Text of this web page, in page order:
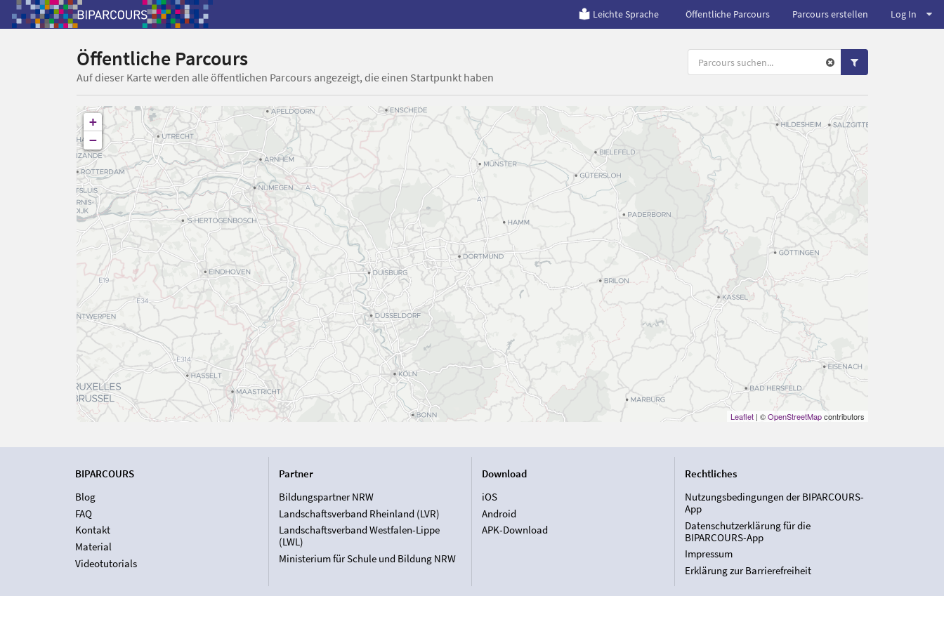
Leichte Sprache Öffentliche Parcours Parcours erstellen Log In
Öffentliche Parcours
Auf dieser Karte werden alle öffentlichen Parcours angezeigt, die einen Startpunkt haben
+
−
Leaflet| ©OpenStreetMapcontributors
BIPARCOURS
Blog
FAQ
Kontakt
Material
Videotutorials
Partner
Bildungspartner NRW
Landschaftsverband Rheinland (LVR)
Landschaftsverband Westfalen-Lippe
(LWL)
Ministerium für Schule und Bildung NRW
Download
iOS
Android
APK-Download
Rechtliches
Nutzungsbedingungen der BIPARCOURS-
App
Datenschutzerklärung für die
BIPARCOURS-App
Impressum
Erklärung zur Barrierefreiheit